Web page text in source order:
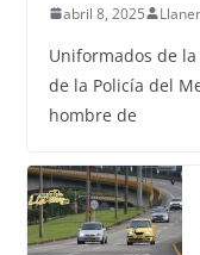
abril 8, 2025
Uniformados de
de la Policía del
hombre de